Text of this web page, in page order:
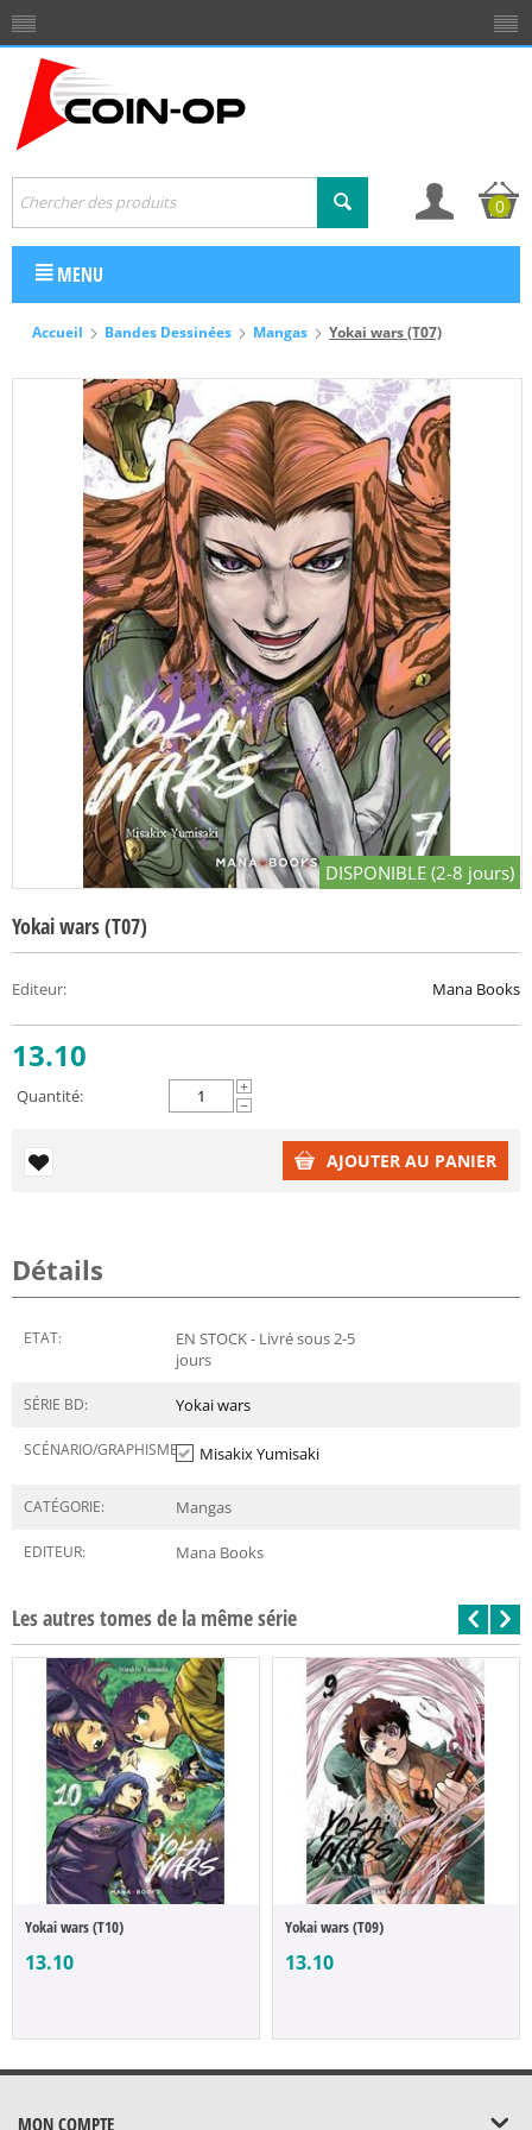
0
MENU
Accueil Bandes Dessinées Mangas Yokai wars (T07)
DISPONIBLE (2-8 jours)
Yokai wars (T07)
Editeur: Mana Books
13.10
Quantité:
+
−
AJOUTER AU PANIER
Détails
ETAT:
EN STOCK - Livré sous 2-5
jours
SÉRIE BD: Yokai wars
SCÉNARIO/GRAPHISME: Misakix Yumisaki
CATÉGORIE: Mangas
EDITEUR: Mana Books
Les autres tomes de la même série
Yokai wars (T10)
13.10
Yokai wars (T09)
13.10
MON COMPTE